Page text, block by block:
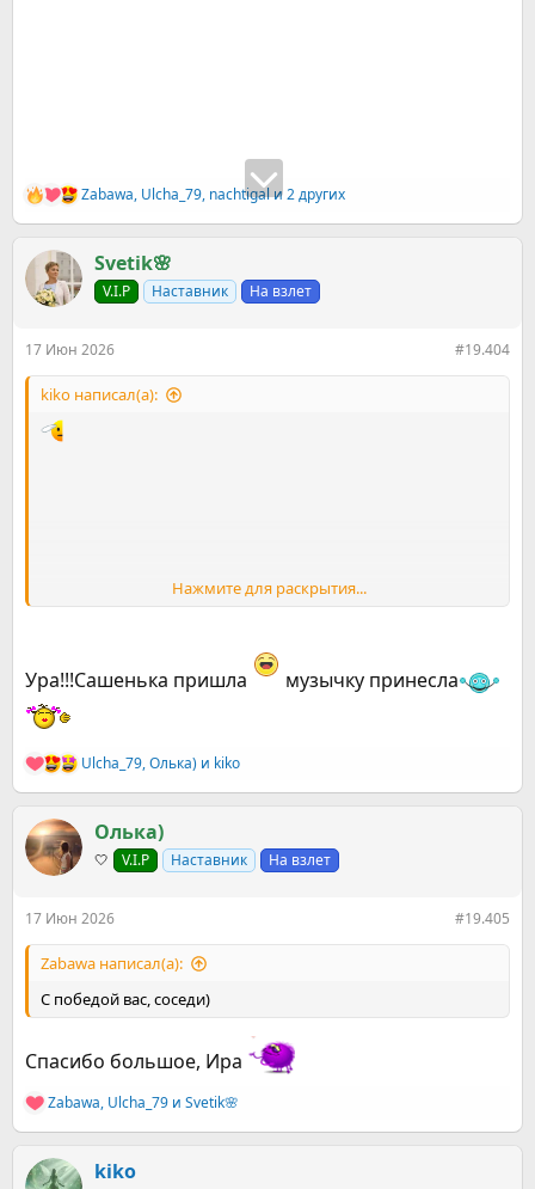
Р
е
к
ц
и
Zabawa, Ulcha_79, nachtigalи 2 других
Svetik🌸
V.I.P Наставник На взлет
17 Июн 2026 #19.404
kiko написал(а):
Нажмите для раскрытия...
Ура!!!Сашенька пришла музычку принесла
Р
е
к
ц
и
Ulcha_79,Олька) и kiko
Олька)
🤍 V.I.P Наставник На взлет
17 Июн 2026 #19.405
Zabawa написал(а):
С победой вас, соседи)
Спасибо большое, Ира
Р
е
к
Zabawa, Ulcha_79 и Svetik🌸
kiko